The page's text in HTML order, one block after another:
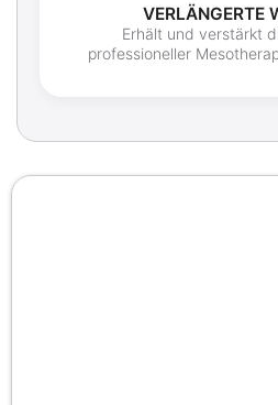
VERLÄNGERTE
Erhält und verstärkt
professioneller